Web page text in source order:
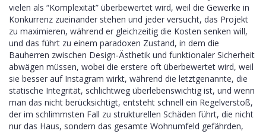
vielen als “Komplexität” überbewertet wird, weil die Gewerke in
Konkurrenz zueinander stehen und jeder versucht, das Projekt
zu maximieren, während er gleichzeitig die Kosten senken will,
und das führt zu einem paradoxen Zustand, in dem die
Bauherren zwischen Design‑Ästhetik und funktionaler Sicherheit
abwägen müssen, wobei die erstere oft überbewertet wird, weil
sie besser auf Instagram wirkt, während die letztgenannte, die
statische Integrität, schlichtweg überlebenswichtig ist, und wenn
man das nicht berücksichtigt, entsteht schnell ein Regelverstoß,
der im schlimmsten Fall zu strukturellen Schäden führt, die nicht
nur das Haus, sondern das gesamte Wohnumfeld gefährden,